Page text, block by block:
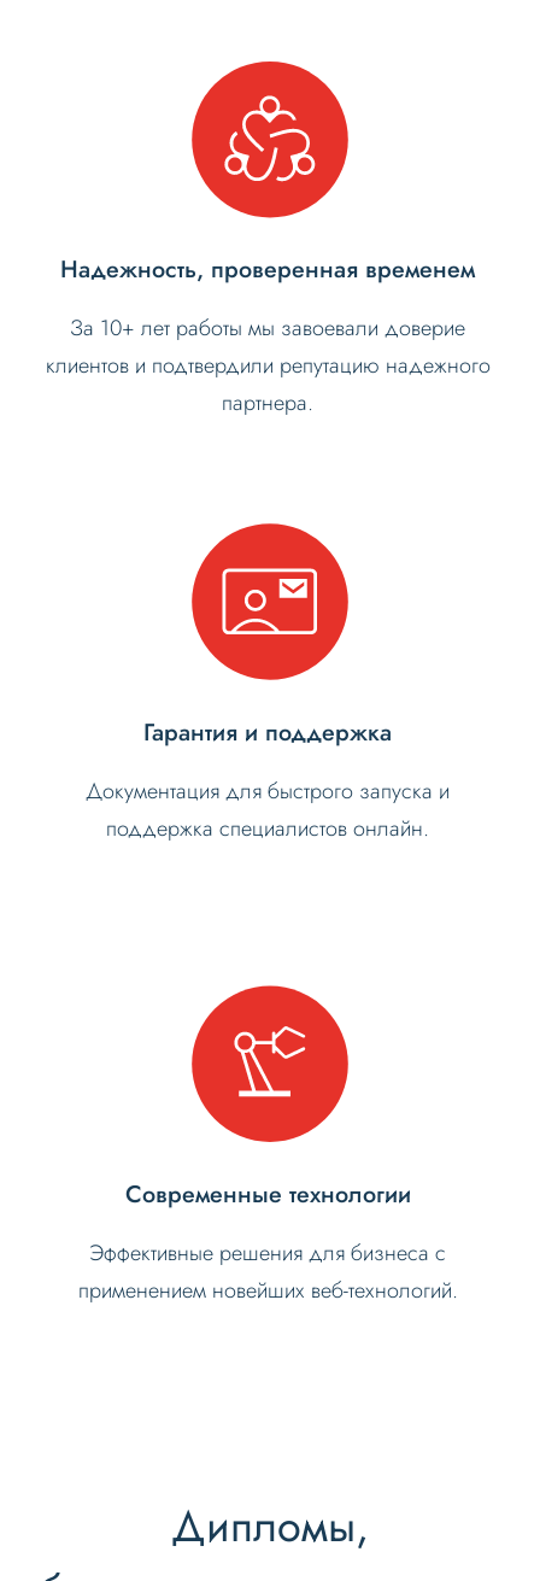
Надежность, проверенная временем
За 10+ лет работы мы завоевали доверие
клиентов и подтвердили репутацию надежного
партнера.
Гарантия и поддержка
Документация для быстрого запуска и
поддержка специалистов онлайн.
Современные технологии
Эффективные решения для бизнеса с
применением новейших веб-технологий.
Дипломы,